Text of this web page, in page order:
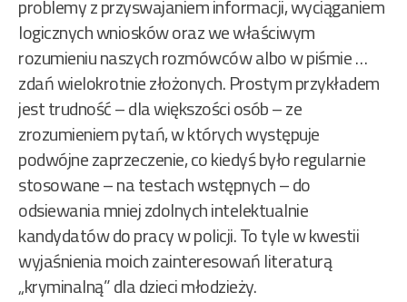
problemy z przyswajaniem informacji, wyciąganiem
logicznych wniosków oraz we właściwym
rozumieniu naszych rozmówców albo w piśmie …
zdań wielokrotnie złożonych. Prostym przykładem
jest trudność – dla większości osób – ze
zrozumieniem pytań, w których występuje
podwójne zaprzeczenie, co kiedyś było regularnie
stosowane – na testach wstępnych – do
odsiewania mniej zdolnych intelektualnie
kandydatów do pracy w policji. To tyle w kwestii
wyjaśnienia moich zainteresowań literaturą
„kryminalną” dla dzieci młodzieży.